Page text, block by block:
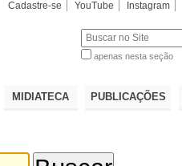
Cadastre-se YouTube Instagram
apenas nesta seção
MIDIATECA PUBLICAÇÕES